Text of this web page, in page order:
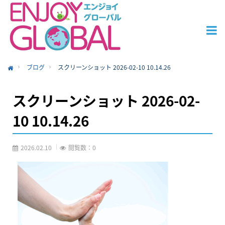
ブログ スクリーンショット 2026-02-10 10.14.26
スクリーンショット 2026-02-
10 10.14.26
2026.02.10 閲覧数：0